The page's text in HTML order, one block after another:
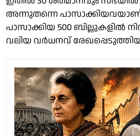
അന്നുതന്നെ പാസാക്കിയവയാണ്.
പാസാക്കിയ 500 ബില്ലുകളില്‍
വലിയ വര്‍ധനവ്